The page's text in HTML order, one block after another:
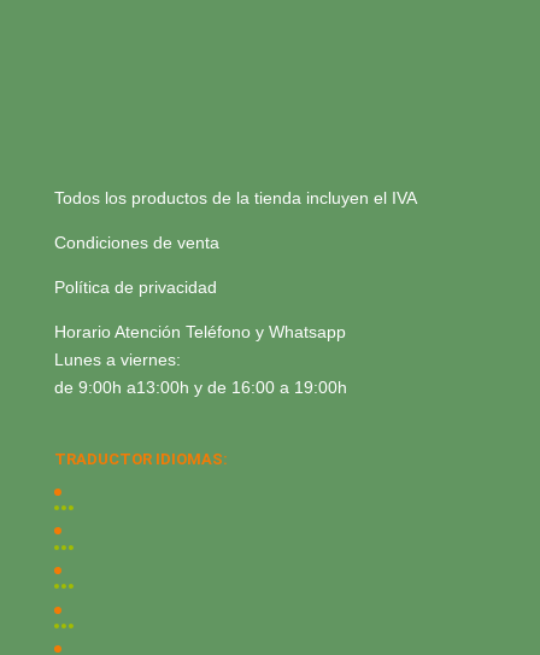
Todos los productos de la tienda incluyen el IVA
Condiciones de venta
Política de privacidad
Horario Atención Teléfono y Whatsapp
Lunes a viernes:
de 9:00h a13:00h y de 16:00 a 19:00h
TRADUCTOR IDIOMAS: